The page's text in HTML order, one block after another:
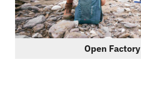
Open Factory